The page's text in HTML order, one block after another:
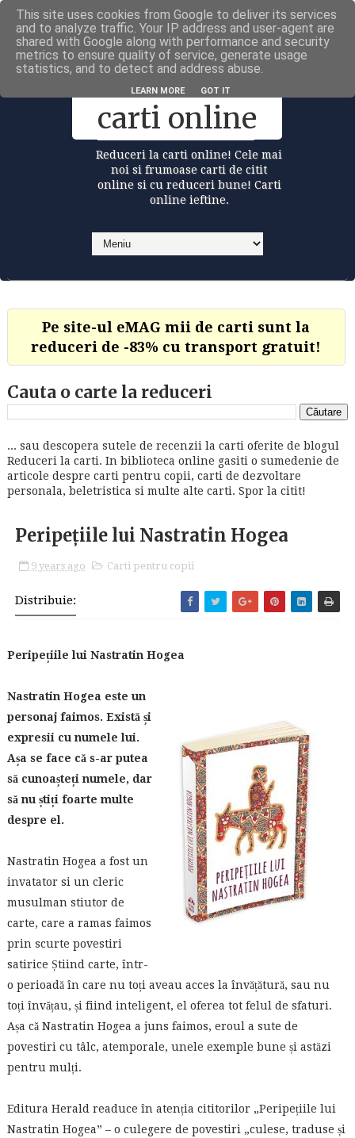
Carti la reduceri @Facebook
Reduceri la
carti online
Reduceri la carti online! Cele mai
noi si frumoase carti de citit
online si cu reduceri bune! Carti
online ieftine.
Pe site-ul eMAG mii de carti sunt la
reduceri de -83% cu transport gratuit!
Cauta o carte la reduceri
... sau descopera sutele de recenzii la carti oferite de blogul
Reduceri la carti. In biblioteca online gasiti o sumedenie de
articole despre carti pentru copii, carti de dezvoltare
personala, beletristica si multe alte carti. Spor la citit!
Peripețiile lui Nastratin Hogea
9 years ago Carti pentru copii
Distribuie:
Peripețiile lui Nastratin Hogea
Nastratin Hogea este un
personaj faimos. Există și
expresii cu numele lui.
Așa se face că s-ar putea
să cunoașteți numele, dar
să nu știți foarte multe
despre el.
Nastratin Hogea a fost un
invatator si un cleric
musulman stiutor de
carte, care a ramas faimos
prin scurte povestiri
satirice Știind carte, într-
o perioadă în care nu toți aveau acces la învățătură, sau nu
toți învățau, și fiind inteligent, el oferea tot felul de sfaturi.
Așa că Nastratin Hogea a juns faimos, eroul a sute de
povestiri cu tâlc, atemporale, unele exemple bune și astăzi
pentru mulți.
Editura Herald readuce în atenția cititorilor „Peripețiile lui
Nastratin Hogea” – o culegere de povestiri „culese, traduse și
This site uses cookies from Google to deliver its services
and to analyze traffic. Your IP address and user-agent are
shared with Google along with performance and security
metrics to ensure quality of service, generate usage
statistics, and to detect and address abuse.
LEARN MORE GOT IT